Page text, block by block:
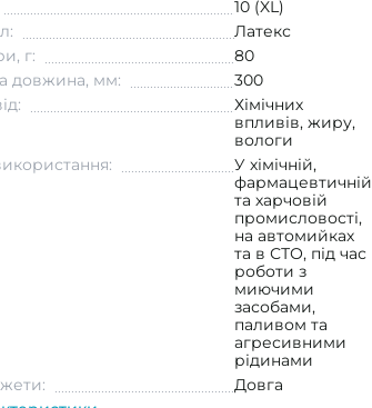
10 (XL)
Латекс
г:
80
довжина, мм:
300
Хімічних
впливів, жиру,
вологи
У хімічній,
фармацевтичній
та харчовій
промисловості,
на автомийках
та в СТО, під час
роботи з
миючими
засобами,
паливом та
агресивними
рідинами
Довга